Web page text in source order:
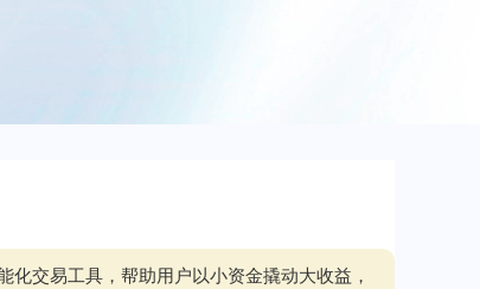
交易工具，帮助用户以小资金撬动大收益，